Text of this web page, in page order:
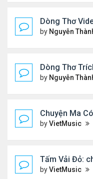
Dòng Thơ
by Nguyễn
Dòng Thơ
by Nguyễn
Chuyện Ma
byVietMusic
Tấm Vải Đỏ:
byVietMusic